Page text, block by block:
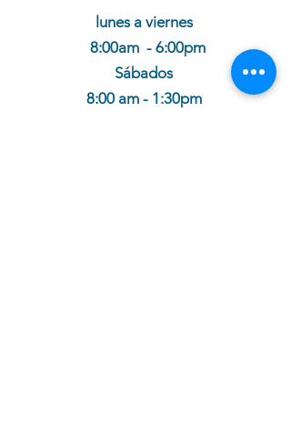
lunes a viernes
8:00am - 6:00pm
Sábados
8:00 am - 1:30pm